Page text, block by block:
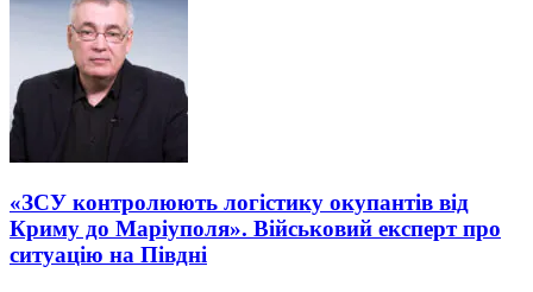
«ЗСУ контролюють логістику окупантів від
Криму до Маріуполя». Військовий експерт про
ситуацію на Півдні